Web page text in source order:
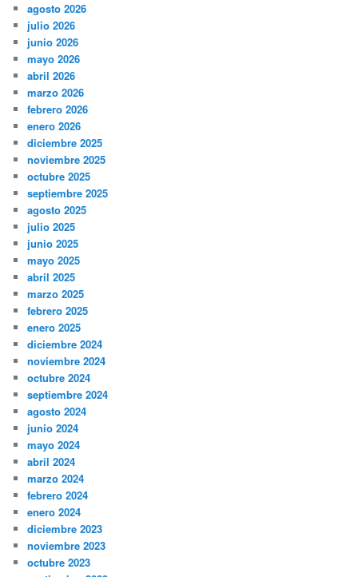
agosto 2026
julio 2026
junio 2026
mayo 2026
abril 2026
marzo 2026
febrero 2026
enero 2026
diciembre 2025
noviembre 2025
octubre 2025
septiembre 2025
agosto 2025
julio 2025
junio 2025
mayo 2025
abril 2025
marzo 2025
febrero 2025
enero 2025
diciembre 2024
noviembre 2024
octubre 2024
septiembre 2024
agosto 2024
junio 2024
mayo 2024
abril 2024
marzo 2024
febrero 2024
enero 2024
diciembre 2023
noviembre 2023
octubre 2023